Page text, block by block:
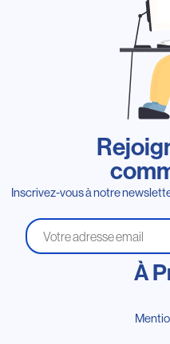
Inscrivez-vous à notre
À